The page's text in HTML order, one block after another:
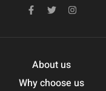
About us
Why choose us